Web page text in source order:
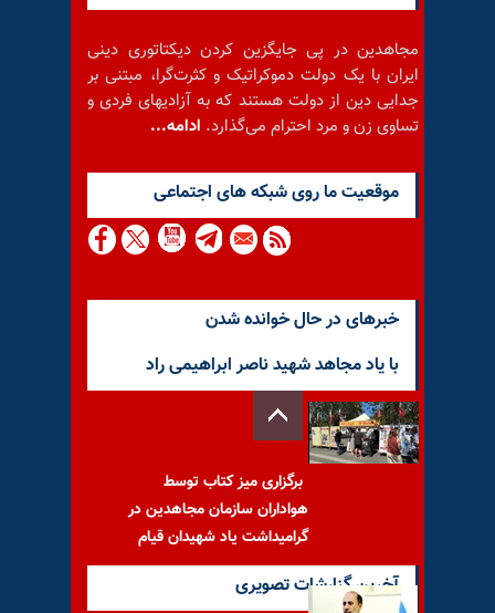
مجاهدین در پی جایگزین کردن دیکتاتوری دینی
ایران با یک دولت دموکراتیک و کثرت‌گرا، مبتنی بر
جدایی دین از دولت هستند که به آزادیهای فردی و
تساوی زن و مرد احترام می‌گذارد. ادامه...
موقعيت ما روى شبكه هاى اجتماعى
خبرهای در حال خوانده شدن
با یاد مجاهد شهید ناصر ابراهیمی راد
برگزاری میز کتاب توسط
هواداران سازمان مجاهدین در
گرامیداشت یاد شهیدان قیام
آخرین گزارشات تصویری